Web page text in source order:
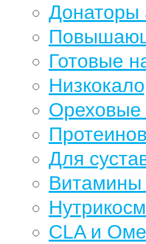
Донаторы
Готовые
Ореховые
Для
CLA и